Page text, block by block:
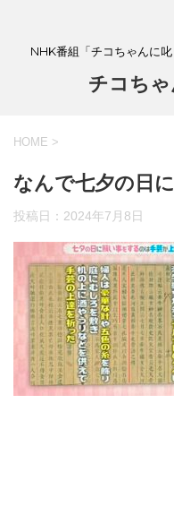
NHK番組「チコちゃんに
チコちゃ
HOME >
なんで七夕の日
投稿日： 2024年7月8日